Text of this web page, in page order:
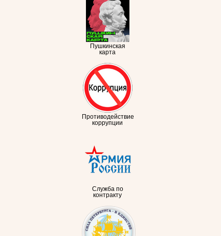
Пушкинская
карта
Противодействие
коррупции
Служба по
контракту